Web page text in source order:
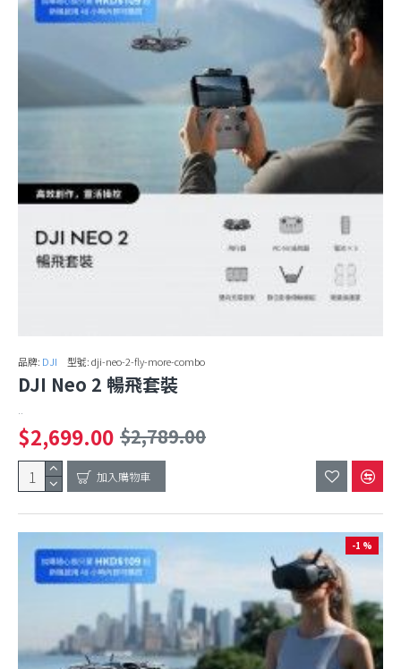
品牌: DJI 型號:dji-neo-2-fly-more-combo
DJI Neo 2 暢飛套裝
..
$2,699.00 $2,789.00
加入購物車
-1 %